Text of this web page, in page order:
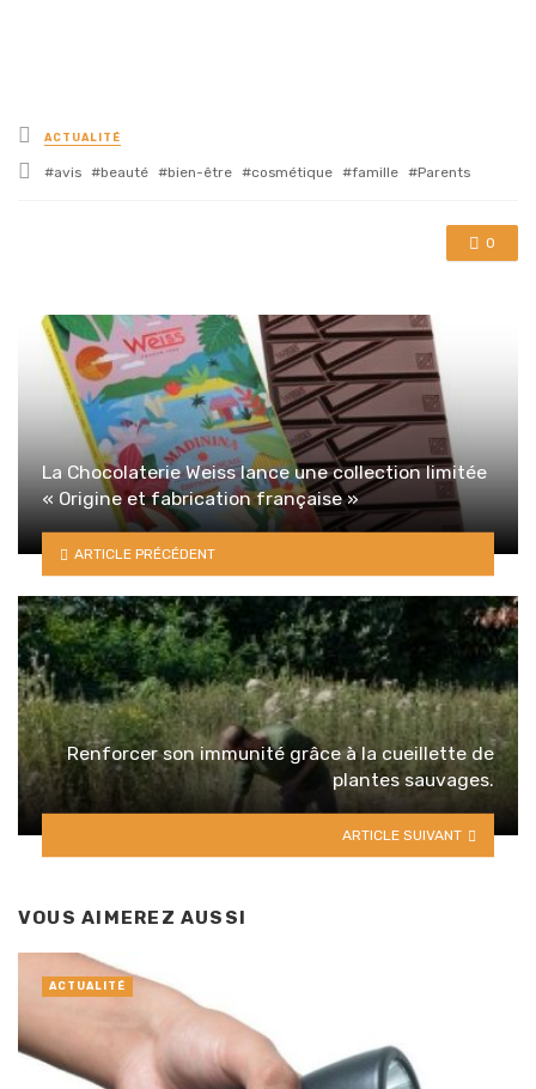
Posted
in
ACTUALITÉ
Tagged
avis beauté bien-être cosmétique famille Parents
0
La Chocolaterie Weiss lance une collection limitée
« Origine et fabrication française »
ARTICLE PRÉCÉDENT
Renforcer son immunité grâce à la cueillette de
plantes sauvages.
ARTICLE SUIVANT
VOUS AIMEREZ AUSSI
ACTUALITÉ